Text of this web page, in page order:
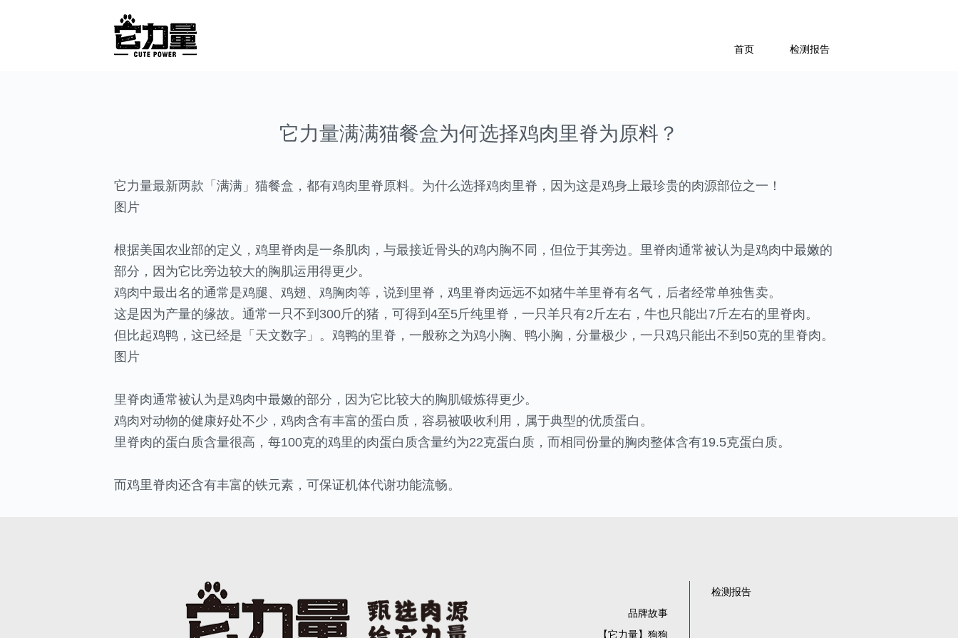
首页 检测报告
它力量满满猫餐盒为何选择鸡肉里脊为原料？
它力量最新两款「满满」猫餐盒，都有鸡肉里脊原料。为什么选择鸡肉里脊，因为这是鸡身上最珍贵的肉源部位之一！
图片
根据美国农业部的定义，鸡里脊肉是一条肌肉，与最接近骨头的鸡内胸不同，但位于其旁边。里脊肉通常被认为是鸡肉中最嫩的
部分，因为它比旁边较大的胸肌运用得更少。
鸡肉中最出名的通常是鸡腿、鸡翅、鸡胸肉等，说到里脊，鸡里脊肉远远不如猪牛羊里脊有名气，后者经常单独售卖。
这是因为产量的缘故。通常一只不到300斤的猪，可得到4至5斤纯里脊，一只羊只有2斤左右，牛也只能出7斤左右的里脊肉。
但比起鸡鸭，这已经是「天文数字」。鸡鸭的里脊，一般称之为鸡小胸、鸭小胸，分量极少，一只鸡只能出不到50克的里脊肉。
图片
里脊肉通常被认为是鸡肉中最嫩的部分，因为它比较大的胸肌锻炼得更少。
鸡肉对动物的健康好处不少，鸡肉含有丰富的蛋白质，容易被吸收利用，属于典型的优质蛋白。
里脊肉的蛋白质含量很高，每100克的鸡里的肉蛋白质含量约为22克蛋白质，而相同份量的胸肉整体含有19.5克蛋白质。
而鸡里脊肉还含有丰富的铁元素，可保证机体代谢功能流畅。
品牌故事
【它力量】狗狗
检测报告